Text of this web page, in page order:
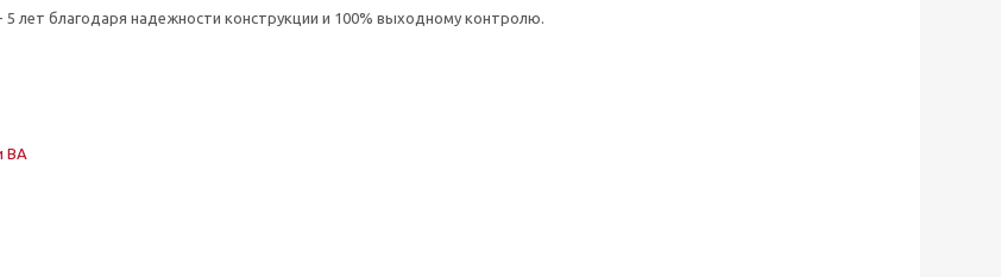
5 лет благодаря надежности конструкции и 100% выходному контролю.
ВА